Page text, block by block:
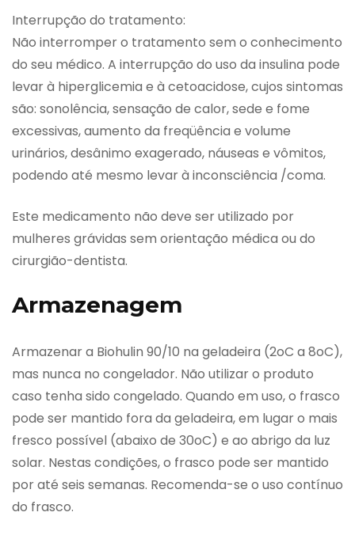
Interrupção do tratamento:
Não interromper o tratamento sem o conhecimento
do seu médico. A interrupção do uso da insulina pode
levar à hiperglicemia e à cetoacidose, cujos sintomas
são: sonolência, sensação de calor, sede e fome
excessivas, aumento da freqüência e volume
urinários, desânimo exagerado, náuseas e vômitos,
podendo até mesmo levar à inconsciência /coma.
Este medicamento não deve ser utilizado por
mulheres grávidas sem orientação médica ou do
cirurgião-dentista.
Armazenagem
Armazenar a Biohulin 90/10 na geladeira (2oC a 8oC),
mas nunca no congelador. Não utilizar o produto
caso tenha sido congelado. Quando em uso, o frasco
pode ser mantido fora da geladeira, em lugar o mais
fresco possível (abaixo de 30oC) e ao abrigo da luz
solar. Nestas condições, o frasco pode ser mantido
por até seis semanas. Recomenda-se o uso contínuo
do frasco.